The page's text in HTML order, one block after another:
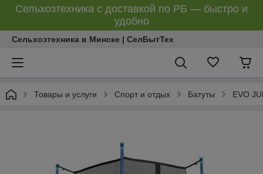
Сельхозтехника с доставкой по РБ — быстро и
удобно
Сельхозтехника в Минске | СелБытТех
Товары и услуги Спорт и отдых Батуты EVO